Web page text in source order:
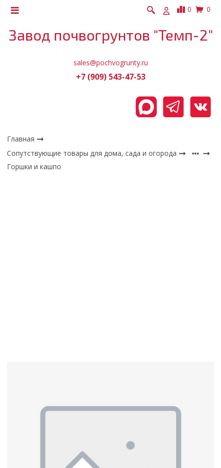
0 0
Завод почвогрунтов "Темп-2"
sales@pochvogrunty.ru
+7 (909) 543-47-53
Главная
Сопутствующие товары для дома, сада и огорода
Горшки и кашпо